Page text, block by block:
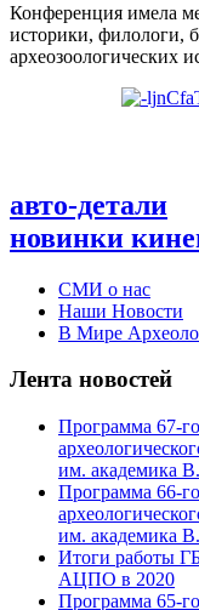
Конференция имела
историки, филологи,
археозоологических
авто-детали
новинки
СМИ о нас
Наши Новости
В Мире
Лента новостей
Программа 67-го
им. академика
Программа 66-го
им. академика
Итоги работы
АЦПО в 2020
Программа 65-го